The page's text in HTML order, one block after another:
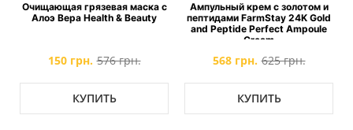
Очищающая грязевая маска с
Алоэ Вера Health & Beauty
150 грн. 576 грн.
КУПИТЬ
Ампульный крем с золотом и
пептидами FarmStay 24K Gold
and Peptide Perfect Ampoule
Cream
568 грн. 625 грн.
КУПИТЬ